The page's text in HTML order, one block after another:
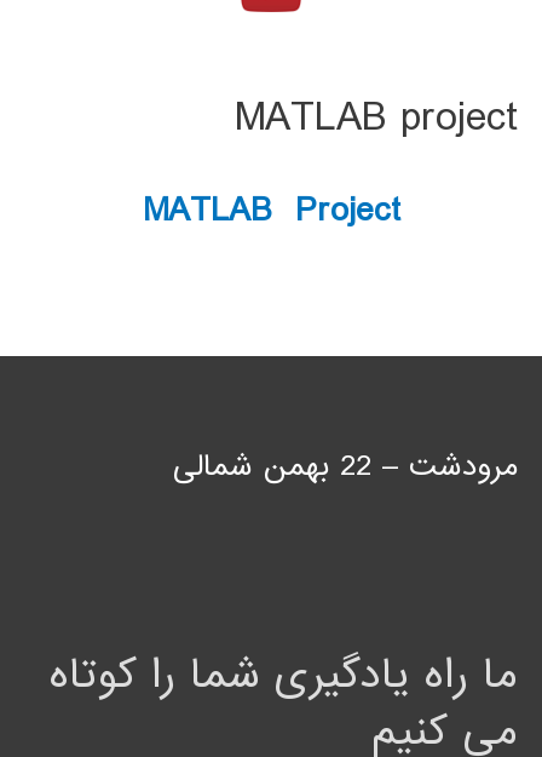
MATLAB project
MATLAB Project
مرودشت – 22 بهمن شمالی
ما راه یادگیری شما را کوتاه
می کنیم